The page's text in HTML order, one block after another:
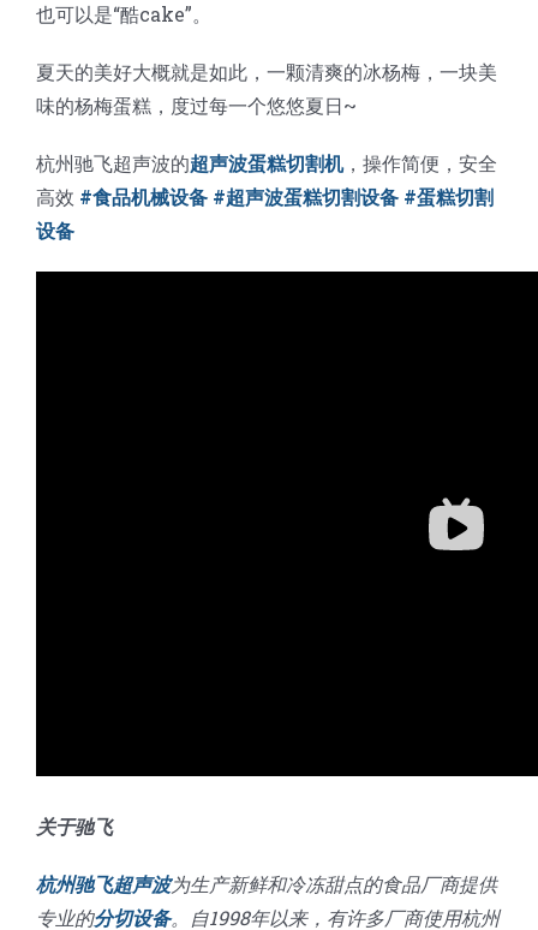
也可以是“酷cake”。
夏天的美好大概就是如此，一颗清爽的冰杨梅，一块美
味的杨梅蛋糕，度过每一个悠悠夏日~
杭州驰飞超声波的超声波蛋糕切割机，操作简便，安全
高效 #食品机械设备 #超声波蛋糕切割设备 #蛋糕切割
设备
关于驰飞
杭州驰飞超声波为生产新鲜和冷冻甜点的食品厂商提供
专业的分切设备。自1998年以来，有许多厂商使用杭州